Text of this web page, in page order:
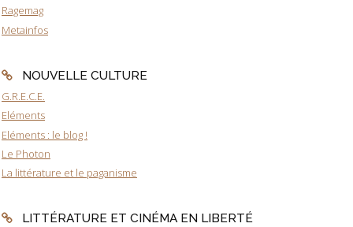
Ragemag
Metainfos
NOUVELLE CULTURE
G.R.E.C.E.
Eléments
Eléments : le blog !
Le Photon
La littérature et le paganisme
LITTÉRATURE ET CINÉMA EN LIBERTÉ